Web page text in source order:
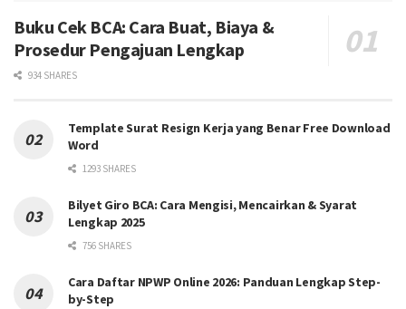
Buku Cek BCA: Cara Buat, Biaya &
Prosedur Pengajuan Lengkap
934 SHARES
Template Surat Resign Kerja yang Benar Free Download
Word
1293 SHARES
Bilyet Giro BCA: Cara Mengisi, Mencairkan & Syarat
Lengkap 2025
756 SHARES
Cara Daftar NPWP Online 2026: Panduan Lengkap Step-
by-Step